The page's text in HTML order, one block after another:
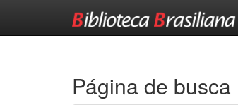
Página de busca